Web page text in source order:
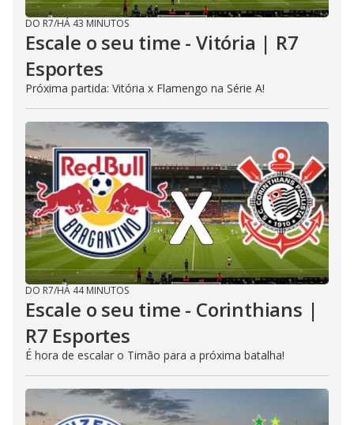
DO R7/HÁ 43 MINUTOS
Escale o seu time - Vitória | R7
Esportes
Próxima partida: Vitória x Flamengo na Série A!
DO R7/HÁ 44 MINUTOS
Escale o seu time - Corinthians |
R7 Esportes
É hora de escalar o Timão para a próxima batalha!